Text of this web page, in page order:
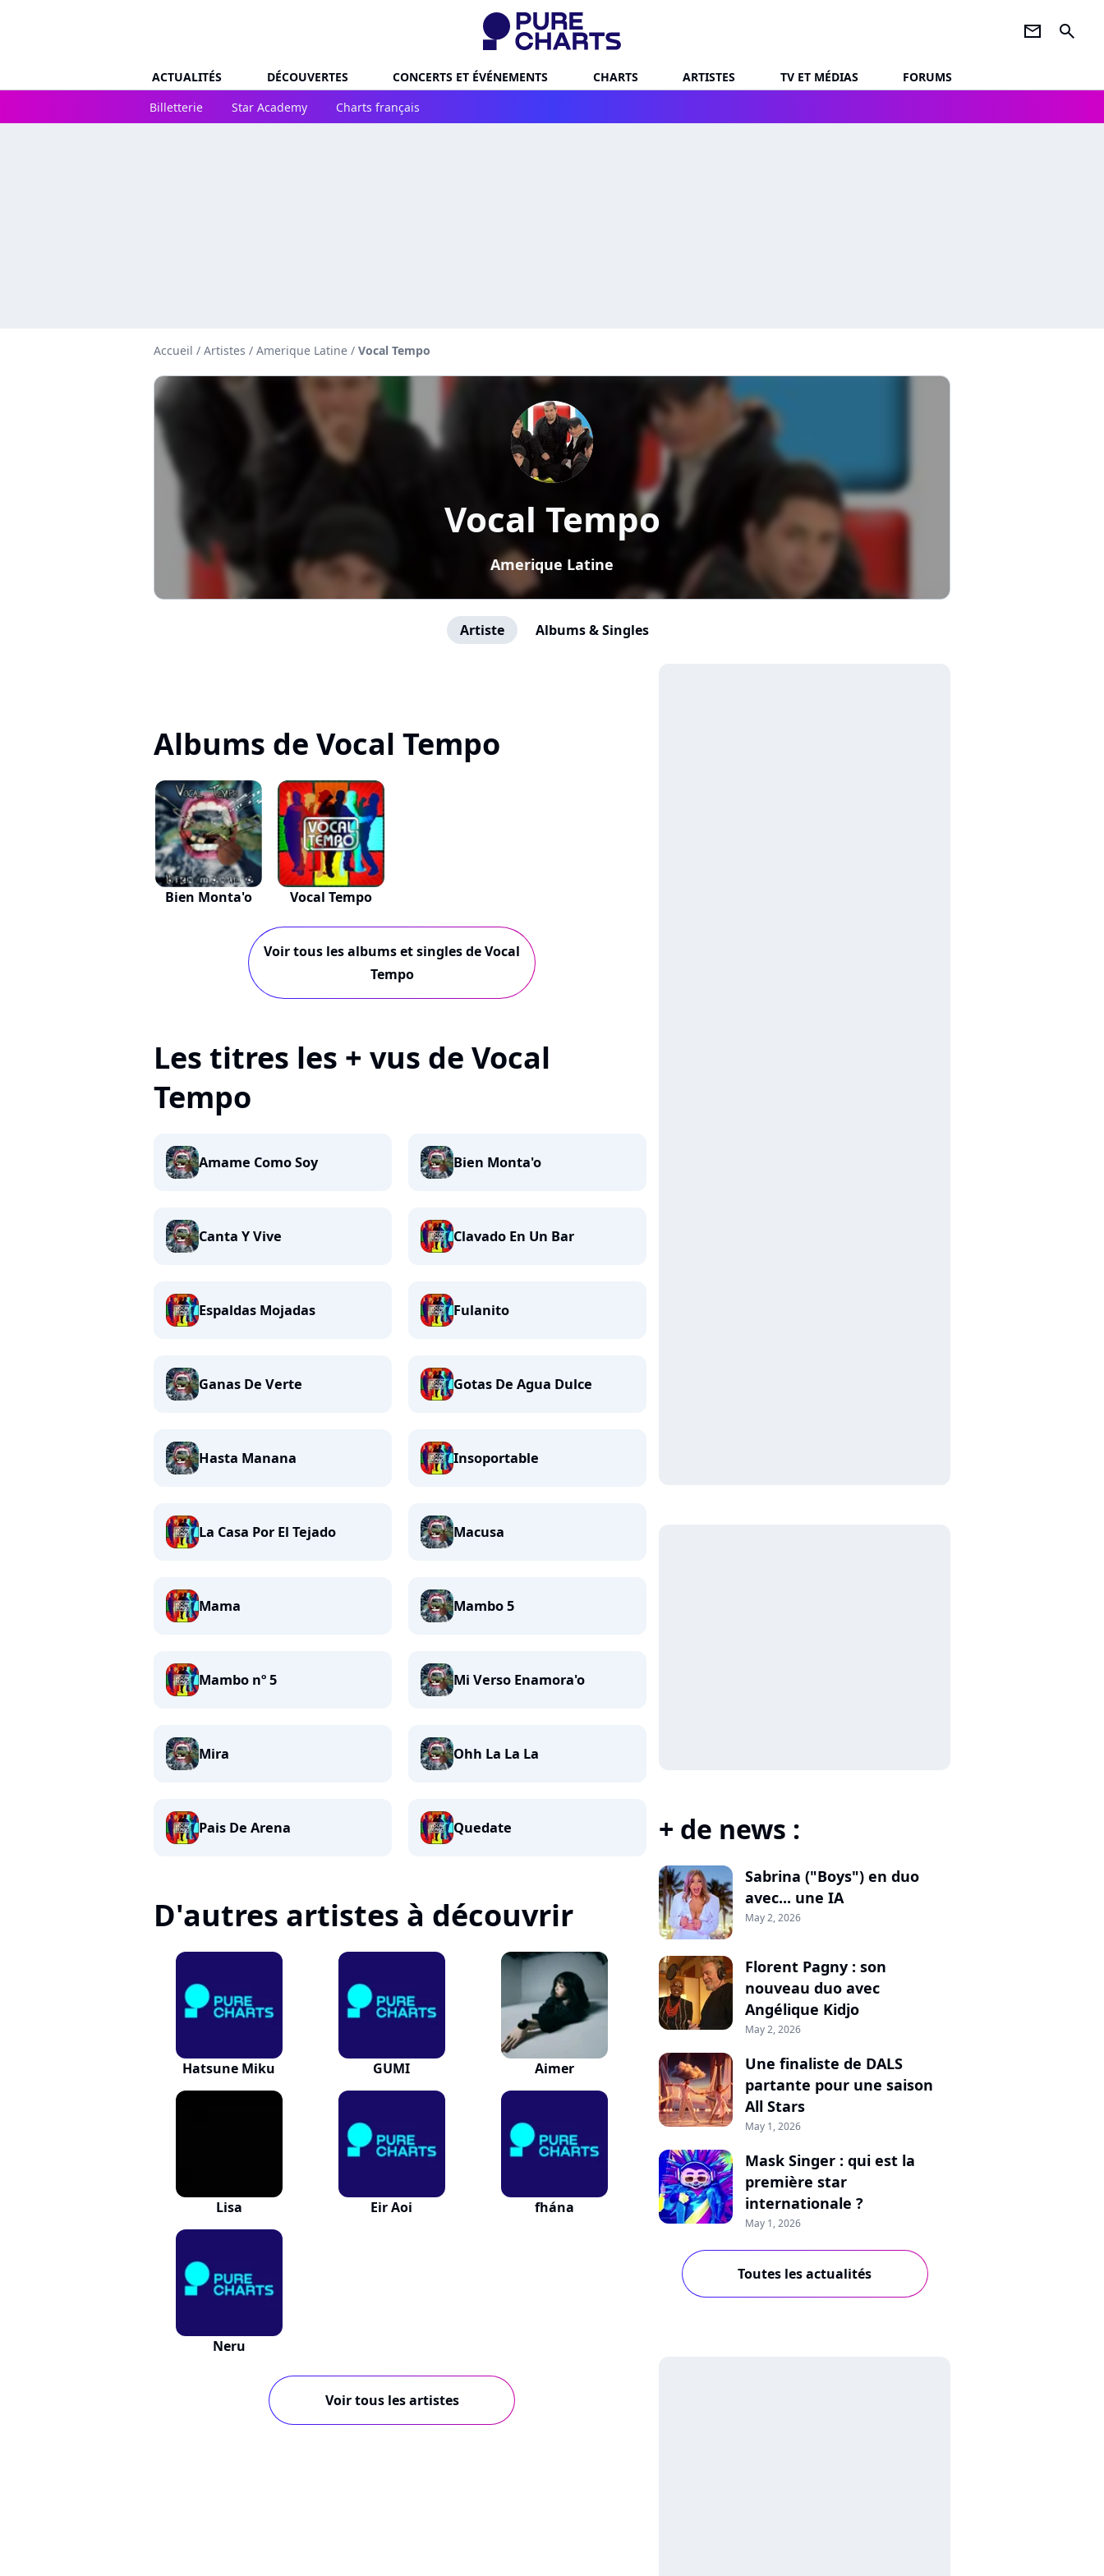
newsletter search
ACTUALITÉS DÉCOUVERTES CONCERTS ET ÉVÉNEMENTS CHARTS ARTISTES TV ET MÉDIAS
FORUMS
Billetterie
Star Academy Charts français
Accueil / Artistes / Amerique Latine / Vocal Tempo
Vocal Tempo
Amerique Latine
Artiste Albums & Singles
Albums de Vocal Tempo
Bien Monta'o Vocal Tempo
Voir tous les albums et singles de Vocal
Tempo
Les titres les + vus de Vocal
Tempo
Amame Como Soy Bien Monta'o
Canta Y Vive Clavado En Un Bar
Espaldas Mojadas Fulanito
Ganas De Verte Gotas De Agua Dulce
Hasta Manana Insoportable
La Casa Por El Tejado Macusa
Mama Mambo 5
Mambo nº 5 Mi Verso Enamora'o
Mira Ohh La La La
Pais De Arena Quedate
D'autres artistes à découvrir
Hatsune Miku GUMI Aimer
Lisa Eir Aoi fhána
Neru
Voir tous les artistes
+ de news :
Sabrina ("Boys") en duo
avec... une IA
May 2, 2026
Florent Pagny : son
nouveau duo avec
Angélique Kidjo
May 2, 2026
Une finaliste de DALS
partante pour une saison
All Stars
May 1, 2026
Mask Singer : qui est la
première star
internationale ?
May 1, 2026
Toutes les actualités